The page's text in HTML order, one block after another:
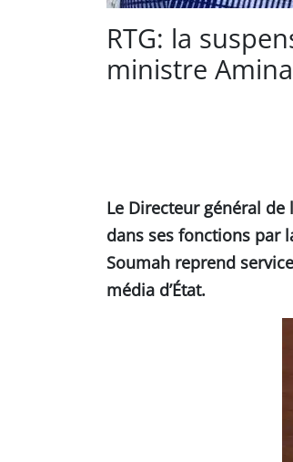
RTG: la
ministre
Le Directeur général
dans ses fonctions par
Soumah reprend
média d’État.